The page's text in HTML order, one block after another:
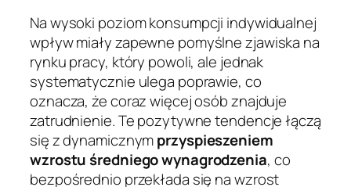
Na wysoki poziom konsumpcji indywidualnej
wpływ miały zapewne pomyślne zjawiska na
rynku pracy, który powoli, ale jednak
systematycznie ulega poprawie, co
oznacza, że coraz więcej osób znajduje
zatrudnienie. Te pozytywne tendencje łączą
się z dynamicznymprzyspieszeniem
wzrostu średniego wynagrodzenia, co
bezpośrednio przekłada się na wzrost